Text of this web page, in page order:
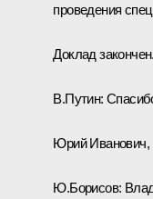
проведения
Доклад закончен.
В.Путин:
Юрий Иванович,
Ю.Борисов: